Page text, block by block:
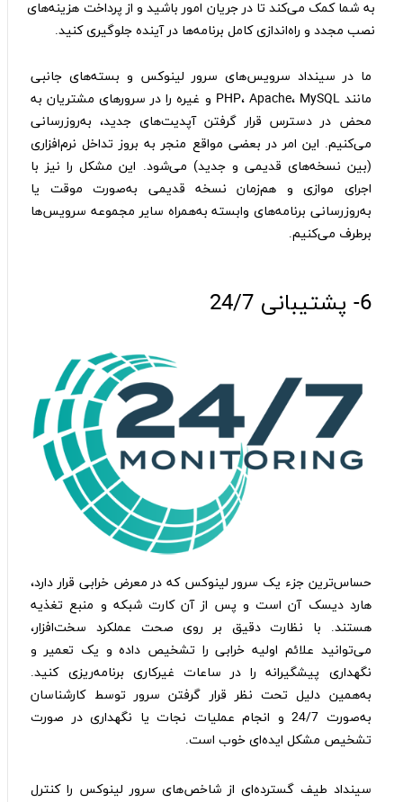
به شما کمک می‌کند تا در جریان امور باشید و از پرداخت هزینه‌های
نصب مجدد و راه‌اندازی کامل برنامه‌ها در آینده جلوگیری کنید.
ما در سینداد سرویس‌های سرور لینوکس و بسته‌های جانبی
مانند PHP، Apache، MySQL و غیره را در سرورهای مشتریان به
محض در دسترس قرار گرفتن آپدیت‌های جدید، به‌روز‌رسانی
می‌کنیم. این امر در بعضی مواقع منجر به بروز تداخل نرم‌افزاری
(بین نسخه‌های قدیمی و جدید) می‌شود. این مشکل را نیز با
اجرای موازی و هم‌زمان نسخه قدیمی به‌صورت موقت یا
به‌روز‌رسانی برنامه‌های وابسته به‌همراه سایر مجموعه سرویس‌ها
برطرف می‌کنیم.
6- پشتیبانی 24/7
حساس‌ترین جزء یک سرور لینوکس که در معرض خرابی قرار دارد،
هارد دیسک آن است و پس از آن کارت شبکه و منبع تغذیه
هستند. با نظارت دقیق بر روی صحت عملکرد سخت‌افزار،
می‌توانید علائم اولیه خرابی را تشخیص داده و یک تعمیر و
نگهداری پیشگیرانه را در ساعات غیرکاری برنامه‌ریزی کنید.
به‌همین دلیل تحت نظر قرار گرفتن سرور توسط کارشناسان
به‌صورت 24/7 و انجام عملیات نجات یا نگهداری در صورت
تشخیص مشکل ایده‌ای خوب است.
سینداد طیف گسترده‌ای از شاخص‌های سرور لینوکس را کنترل